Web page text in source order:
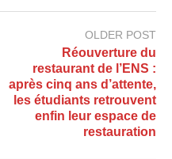
OLDER POST
Réouverture du
restaurant de l’ENS :
après cinq ans d’attente,
les étudiants retrouvent
enfin leur espace de
restauration